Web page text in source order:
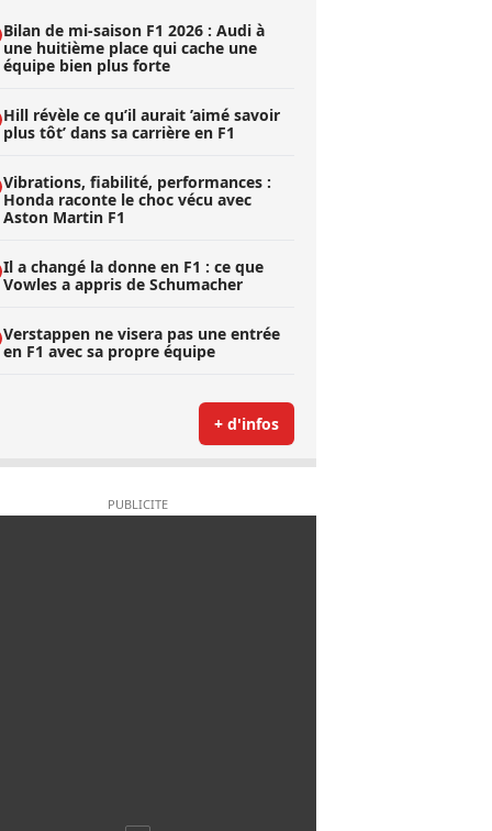
Bilan de mi-saison F1 2026 : Audi à
une huitième place qui cache une
équipe bien plus forte
Hill révèle ce qu’il aurait ’aimé savoir
plus tôt’ dans sa carrière en F1
Vibrations, fiabilité, performances :
Honda raconte le choc vécu avec
Aston Martin F1
Il a changé la donne en F1 : ce que
Vowles a appris de Schumacher
Verstappen ne visera pas une entrée
en F1 avec sa propre équipe
+ d'infos